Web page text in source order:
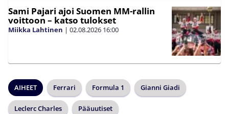
Sami Pajari ajoi Suomen MM-rallin
voittoon – katso tulokset
Miikka Lahtinen | 02.08.2026 16:00
AIHEET Ferrari Formula 1 Gianni Giadi
Leclerc Charles Pääuutiset